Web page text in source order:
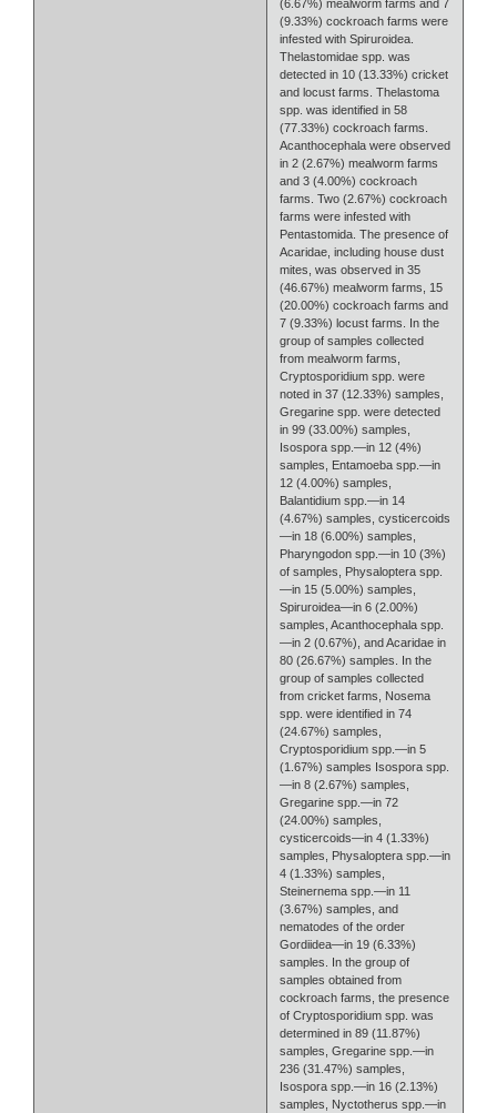
(6.67%) mealworm farms and 7
(9.33%) cockroach farms were
infested with Spiruroidea.
Thelastomidae spp. was
detected in 10 (13.33%) cricket
and locust farms. Thelastoma
spp. was identified in 58
(77.33%) cockroach farms.
Acanthocephala were observed
in 2 (2.67%) mealworm farms
and 3 (4.00%) cockroach
farms. Two (2.67%) cockroach
farms were infested with
Pentastomida. The presence of
Acaridae, including house dust
mites, was observed in 35
(46.67%) mealworm farms, 15
(20.00%) cockroach farms and
7 (9.33%) locust farms. In the
group of samples collected
from mealworm farms,
Cryptosporidium spp. were
noted in 37 (12.33%) samples,
Gregarine spp. were detected
in 99 (33.00%) samples,
Isospora spp.—in 12 (4%)
samples, Entamoeba spp.—in
12 (4.00%) samples,
Balantidium spp.—in 14
(4.67%) samples, cysticercoids
—in 18 (6.00%) samples,
Pharyngodon spp.—in 10 (3%)
of samples, Physaloptera spp.
—in 15 (5.00%) samples,
Spiruroidea—in 6 (2.00%)
samples, Acanthocephala spp.
—in 2 (0.67%), and Acaridae in
80 (26.67%) samples. In the
group of samples collected
from cricket farms, Nosema
spp. were identified in 74
(24.67%) samples,
Cryptosporidium spp.—in 5
(1.67%) samples Isospora spp.
—in 8 (2.67%) samples,
Gregarine spp.—in 72
(24.00%) samples,
cysticercoids—in 4 (1.33%)
samples, Physaloptera spp.—in
4 (1.33%) samples,
Steinernema spp.—in 11
(3.67%) samples, and
nematodes of the order
Gordiidea—in 19 (6.33%)
samples. In the group of
samples obtained from
cockroach farms, the presence
of Cryptosporidium spp. was
determined in 89 (11.87%)
samples, Gregarine spp.—in
236 (31.47%) samples,
Isospora spp.—in 16 (2.13%)
samples, Nyctotherus spp.—in